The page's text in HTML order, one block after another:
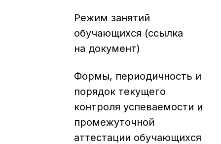
Формы, периодичность и
порядок текущего
контроля успеваемости и
промежуточной
аттестации обучающихся
Режим занятий
обучающихся (ссылка
на документ)